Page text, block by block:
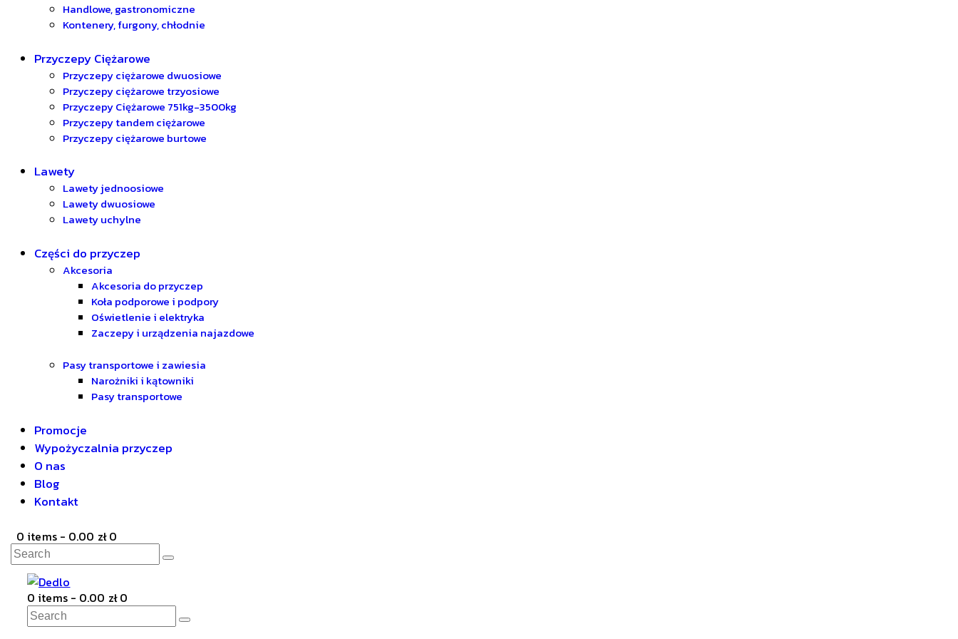
Handlowe, gastronomiczne
Kontenery, furgony, chłodnie
Przyczepy Ciężarowe
Przyczepy ciężarowe dwuosiowe
Przyczepy ciężarowe trzyosiowe
Przyczepy Ciężarowe 751kg-3500kg
Przyczepy tandem ciężarowe
Przyczepy ciężarowe burtowe
Lawety
Lawety jednoosiowe
Lawety dwuosiowe
Lawety uchylne
Części do przyczep
Akcesoria
Akcesoria do przyczep
Koła podporowe i podpory
Oświetlenie i elektryka
Zaczepy i urządzenia najazdowe
Pasy transportowe i zawiesia
Narożniki i kątowniki
Pasy transportowe
Promocje
Wypożyczalnia przyczep
O nas
Blog
Kontakt
0 items - 0.00 zł 0
Search
0 items - 0.00 zł 0
Search